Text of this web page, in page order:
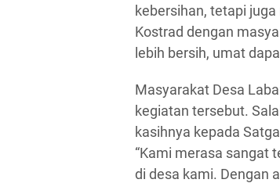
kebersihan, tetapi
Kostrad dengan
lebih bersih, umat
Masyarakat Desa
kegiatan tersebut.
kasihnya kepada
“Kami merasa sangat
di desa kami. Dengan